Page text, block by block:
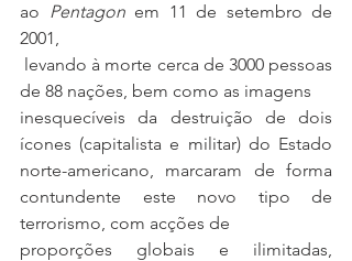
ao Pentagon em 11 de setembro de
2001,
de 88 nações, bem como as imagens
inesquecíveis da destruição de dois
ícones (capitalista e militar) do Estado
norte-americano, marcaram de forma
contundente este novo tipo de
terrorismo, com acções de
proporções globais e ilimitadas,